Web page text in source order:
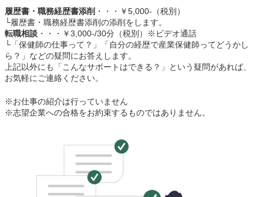
履歴書・職務経歴書添削 ・・・￥5,000-（税別）
└履歴書・職務経歴書添削の添削をします。
転職相談 ・・・￥3,000-/30分（税別）※ビデオ通話
└「保健師の仕事って？」「自分の経歴で産業保健師ってどうかし
ら？」などの疑問にお答えします。
上記以外にも「こんなサポートはできる？」という疑問があれば、
お気軽にご連絡ください。
※お仕事の紹介は行っていません
※志望企業への合格をお約束するものではありません。